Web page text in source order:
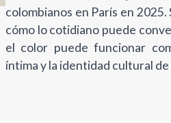
colombianos en París en
cómo lo cotidiano puede
el color puede funcionar
íntima y la identidad cultural